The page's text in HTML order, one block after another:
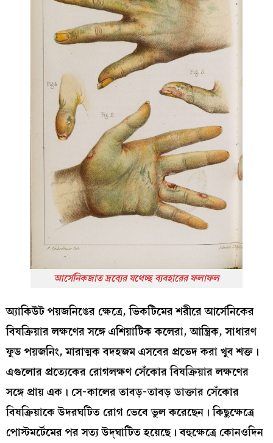
আর্সেনিকজাত দ্রব্যের যথেচ্ছ ব্যবহারের ফলাফল
অ্যাকিউট পয়জনিঙের ক্ষেত্রে, ভিকটিমের শরীরে আর্সেনিকের
বিষক্রিয়ার লক্ষণের সঙ্গে এশিয়াটিক কলেরা, আন্ত্রিক, সাধারণ
ফুড পয়জনিং, মারাত্মক বদহজম এসবের প্রভেদ করা খুব শক্ত।
এগুলোর প্রত্যেকের রোগলক্ষণ সেঁকোর বিষক্রিয়ার লক্ষণের
সঙ্গে প্রায় এক। সে-কালের তাবড়-তাবড় ডাক্তার সেঁকোর
বিষক্রিয়াকে উদরঘটিত রোগ ভেবে ভুল করেছেন। কিছুক্ষেত্রে
পোস্টমর্টেমের পর সত্য উদ্‌ঘাটিত হয়েছে। বহুক্ষেত্রে কোনওদিন